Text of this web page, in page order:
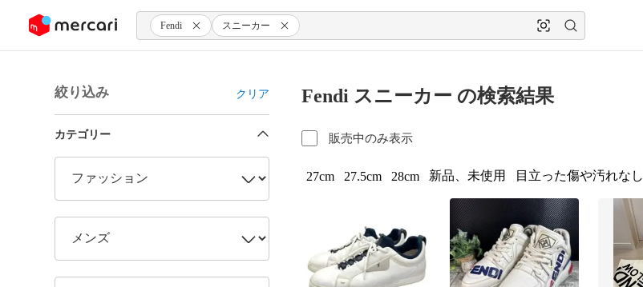
ツにスキップ Fendi スニーカー
絞り込み クリア
カテゴリー
Fendi スニーカー の検索結果
販売中のみ表示
27cm 27.5cm 28cm 新品、未使用 目立った傷や汚れなし